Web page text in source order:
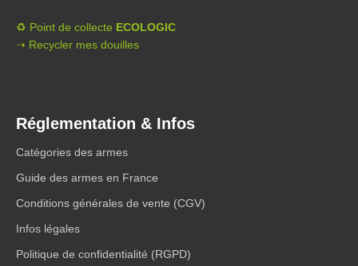
♻️ Point de collecte ECOLOGIC
➝ Recycler mes douilles
Réglementation & Infos
Catégories des armes
Guide des armes en France
Conditions générales de vente (CGV)
Infos légales
Politique de confidentialité (RGPD)